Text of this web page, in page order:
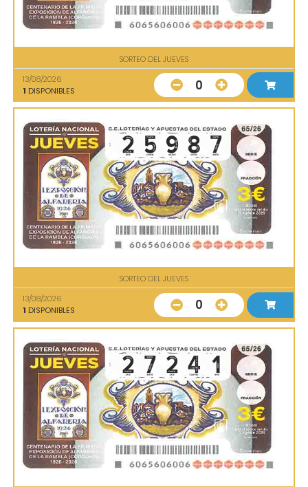
SORTEO DEL JUEVES
13/08/2026
1 DISPONIBLES 0
SORTEO DEL JUEVES
13/08/2026
1 DISPONIBLES 0